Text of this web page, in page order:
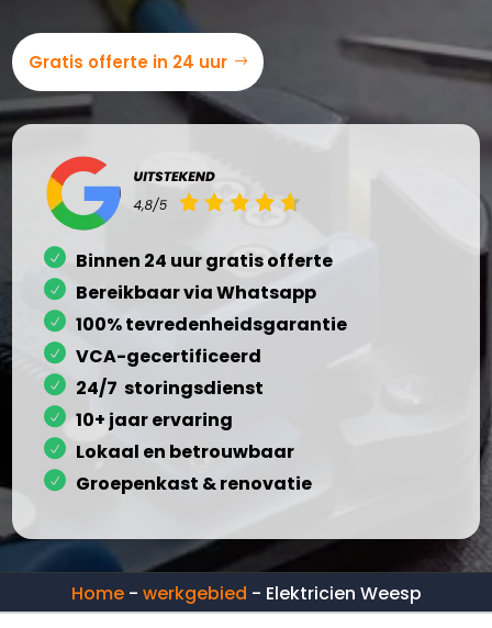
Gratis offerte in 24 uur
Binnen 24 uur gratis offerte
Bereikbaar via Whatsapp
100% tevredenheidsgarantie
VCA-gecertificeerd
24/7 storingsdienst
10+ jaar ervaring
Lokaal en betrouwbaar
Groepenkast & renovatie
Home- werkgebied - Elektricien Weesp